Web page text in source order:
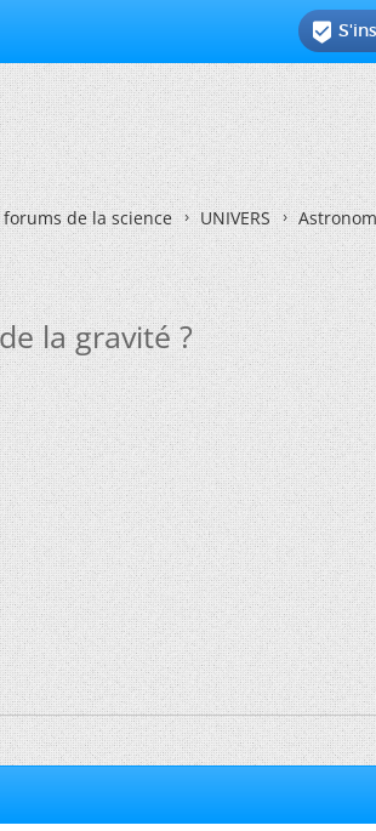

de la science UNIVERS
la gravité ?